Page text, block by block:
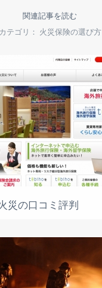
関連記事を読む
カテゴリ： 火災保険の選び方
災の口コミ評判